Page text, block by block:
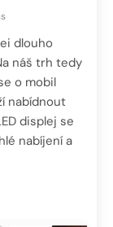
dlouho
náš trh tedy
o mobil
nabídnout
displej se
nabíjení a